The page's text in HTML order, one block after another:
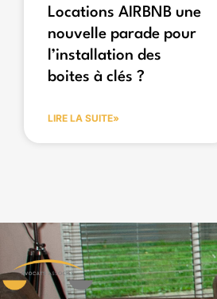
Locations AIRBNB une
nouvelle parade pour
l’installation des
boites à clés ?
LIRE LA SUITE»